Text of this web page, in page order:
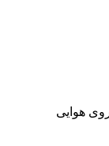
هوایی